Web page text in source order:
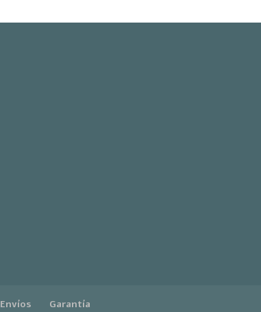
Envíos Garantía